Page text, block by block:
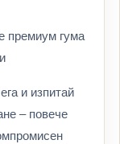
премиум гума
и изпитай
– повече